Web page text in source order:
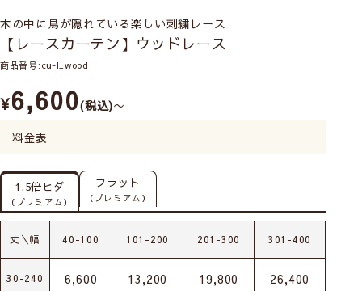
木の中に鳥が隠れている楽しい刺繍レース
【レースカーテン】ウッドレース
商品番号 cu-l_wood
¥6,600 税込 〜
料金表
1.5倍ヒダ
（プレミアム）
フラット
（プレミアム）
丈＼幅 40-100 101-200 201-300 301-400
30-240 6,600 13,200 19,800 26,400